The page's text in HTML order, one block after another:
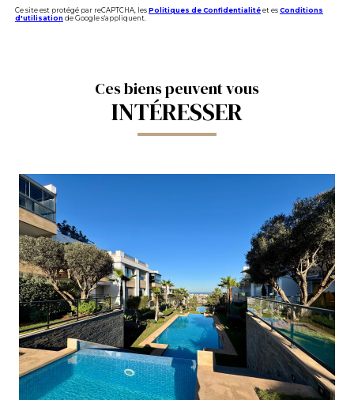
Ce site est protégé par reCAPTCHA, les Politiques de Confidentialité et es Conditions
d'utilisation de Google s'appliquent.
Ces biens peuvent vous
INTÉRESSER
VOIR LE BIEN